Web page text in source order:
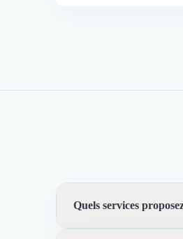
Quels services